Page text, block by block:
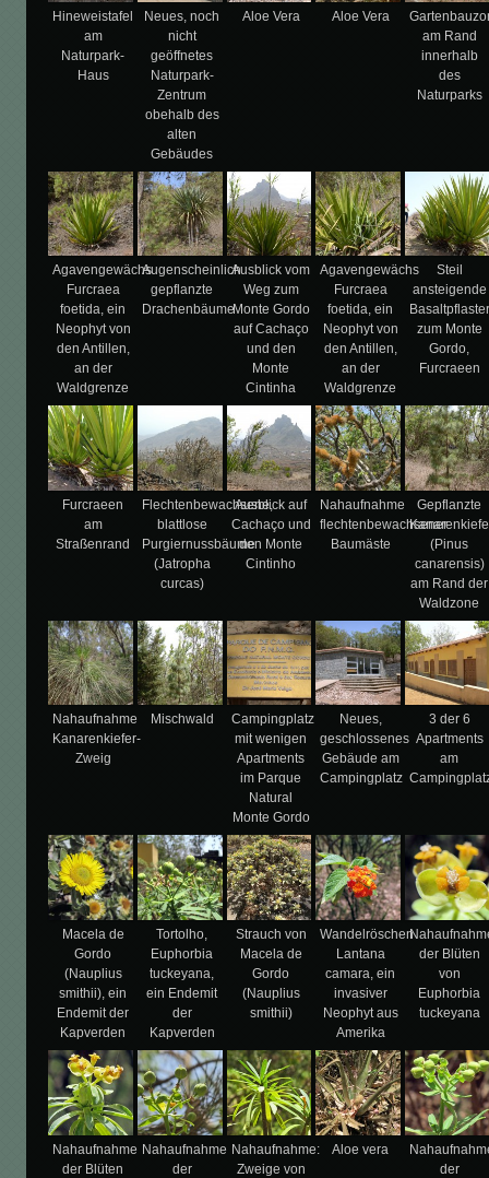
Hineweistafel
am
Naturpark-
Haus
Neues, noch
nicht
geöffnetes
Naturpark-
Zentrum
obehalb des
alten
Gebäudes
Aloe Vera Aloe Vera
am Rand
innerhalb
des
Naturparks
Agavengewächs
Furcraea
foetida, ein
Neophyt von
den Antillen,
an der
Waldgrenze
Augenscheinlich
gepflanzte
Drachenbäume
Ausblick vom
Weg zum
Monte Gordo
auf Cachaço
und den
Monte
Cintinha
Agavengewächs
Furcraea
foetida, ein
Neophyt von
den Antillen,
an der
Waldgrenze
Steil
ansteigende
zum Monte
Gordo,
Furcraeen
Furcraeen
am
Straßenrand
Flechtenbewachsene,
blattlose
Purgiernussbäume
(Jatropha
curcas)
Ausblick auf
Cachaço und
den Monte
Cintinho
Nahaufnahme
flechtenbewachsener
Baumäste
Gepflanzte
(Pinus
canarensis)
am Rand der
Waldzone
Nahaufnahme
Kanarenkiefer-
Zweig
Mischwald
Campingplatz
mit wenigen
Apartments
im Parque
Natural
Monte Gordo
Neues,
geschlossenes
Gebäude am
Campingplatz
3 der 6
Apartments
am
Macela de
Gordo
(Nauplius
smithii), ein
Endemit der
Kapverden
Tortolho,
Euphorbia
tuckeyana,
ein Endemit
der
Kapverden
Strauch von
Macela de
Gordo
(Nauplius
smithii)
Wandelröschen
Lantana
camara, ein
invasiver
Neophyt aus
Amerika
der Blüten
von
Euphorbia
tuckeyana
Nahaufnahme
der Blüten
Nahaufnahme
der
Nahaufnahme:
Zweige von
Aloe vera
der